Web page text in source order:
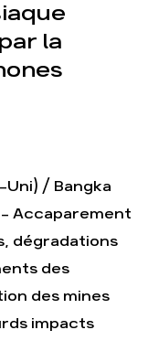
au Mozambique,
TOTAL(e)
autres
– Énergie
la
Uni) / Bangka
- Accaparement
dégradations
des
des mines
impacts